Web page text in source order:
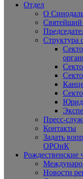
Отдел
О
Святейший
Структура
Пресс-
Контакты
Задать
ОРОиК
Рождественские
Новости